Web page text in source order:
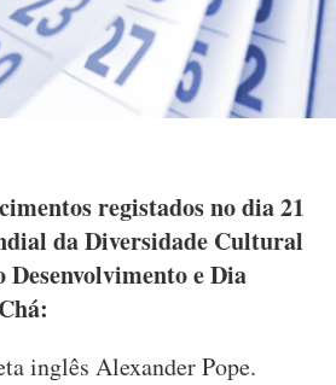
registados no dia 21
da Diversidade Cultural
Desenvolvimento e Dia
inglês Alexander Pope.